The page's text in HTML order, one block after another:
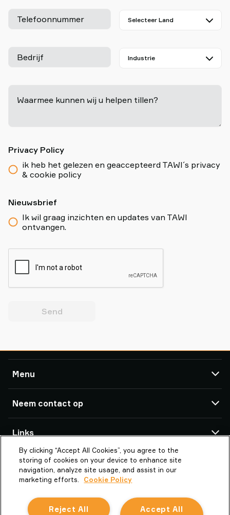
Telefoonnummer
Bedrijf
Waarmee kunnen wij u helpen tillen?
Privacy Policy
ik heb het gelezen en geaccepteerd TAWI´s privacy
& cookie policy
Nieuwsbrief
Ik wil graag inzichten en updates van TAWI
ontvangen.
Send
Menu
Producten
Referenties
Over TAWI
Vaculex en TAWI
Sustainability at TAWI
Vacuumheftechniek woordenlijst
Neem contact op
TAWI-kantoren en partners
TAWI BV
Panovenweg 1
5708HR HELMOND
la.nl.info@piab.com
Links
Over Piab Group
TAWI – Part of Piab Group
Carriere
Algemene voorwaarden
Cookie Policy
By clicking “Accept All Cookies”, you agree to the
storing of cookies on your device to enhance site
navigation, analyze site usage, and assist in our
marketing efforts.
Cookie Policy
Accept All
Reject All